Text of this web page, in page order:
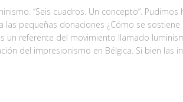
“Seis cuadros. Un concepto”. Pudimos
las pequeñas donaciones ¿Cómo se
un referente del movimiento llamado
del impresionismo en Bélgica. Si bien las